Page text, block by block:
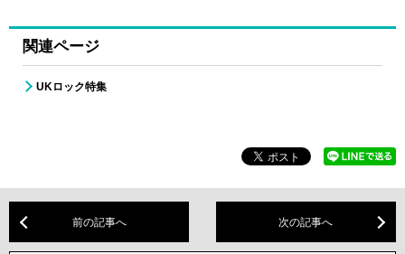
関連ページ
UKロック特集
前の記事へ 次の記事へ